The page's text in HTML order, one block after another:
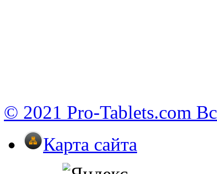
© 2021 Pro-Tablets.com
Карта сайта